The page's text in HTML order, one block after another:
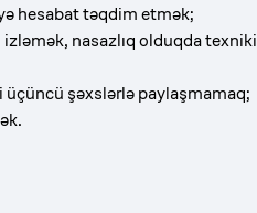
hesabat təqdim etmək;
nasazlıq olduqda texniki
şəxslərlə paylaşmamaq;